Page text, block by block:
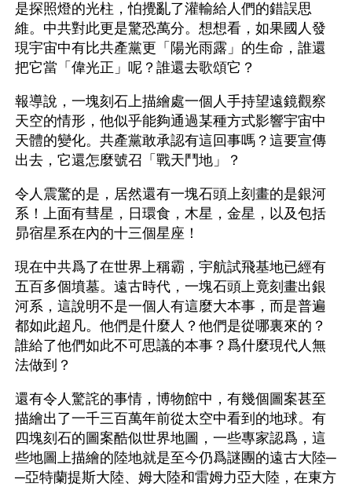
是探照燈的光柱，怕攪亂了灌輸給人們的錯誤思
維。中共對此更是驚恐萬分。想想看，如果國人發
現宇宙中有比共產黨更「陽光雨露」的生命，誰還
把它當「偉光正」呢？誰還去歌頌它？
報導說，一塊刻石上描繪處一個人手持望遠鏡觀察
天空的情形，他似乎能夠通過某種方式影響宇宙中
天體的變化。共產黨敢承認有這回事嗎？這要宣傳
出去，它還怎麼號召「戰天鬥地」？
令人震驚的是，居然還有一塊石頭上刻畫的是銀河
系！上面有彗星，日環食，木星，金星，以及包括
昴宿星系在內的十三個星座！
現在中共爲了在世界上稱霸，宇航試飛基地已經有
五百多個墳墓。遠古時代，一塊石頭上竟刻畫出銀
河系，這說明不是一個人有這麼大本事，而是普遍
都如此超凡。他們是什麼人？他們是從哪裏來的？
誰給了他們如此不可思議的本事？爲什麼現代人無
法做到？
還有令人驚詫的事情，博物館中，有幾個圖案甚至
描繪出了一千三百萬年前從太空中看到的地球。有
四塊刻石的圖案酷似世界地圖，一些專家認爲，這
些地圖上描繪的陸地就是至今仍爲謎團的遠古大陸─
─亞特蘭提斯大陸、姆大陸和雷姆力亞大陸，在東方